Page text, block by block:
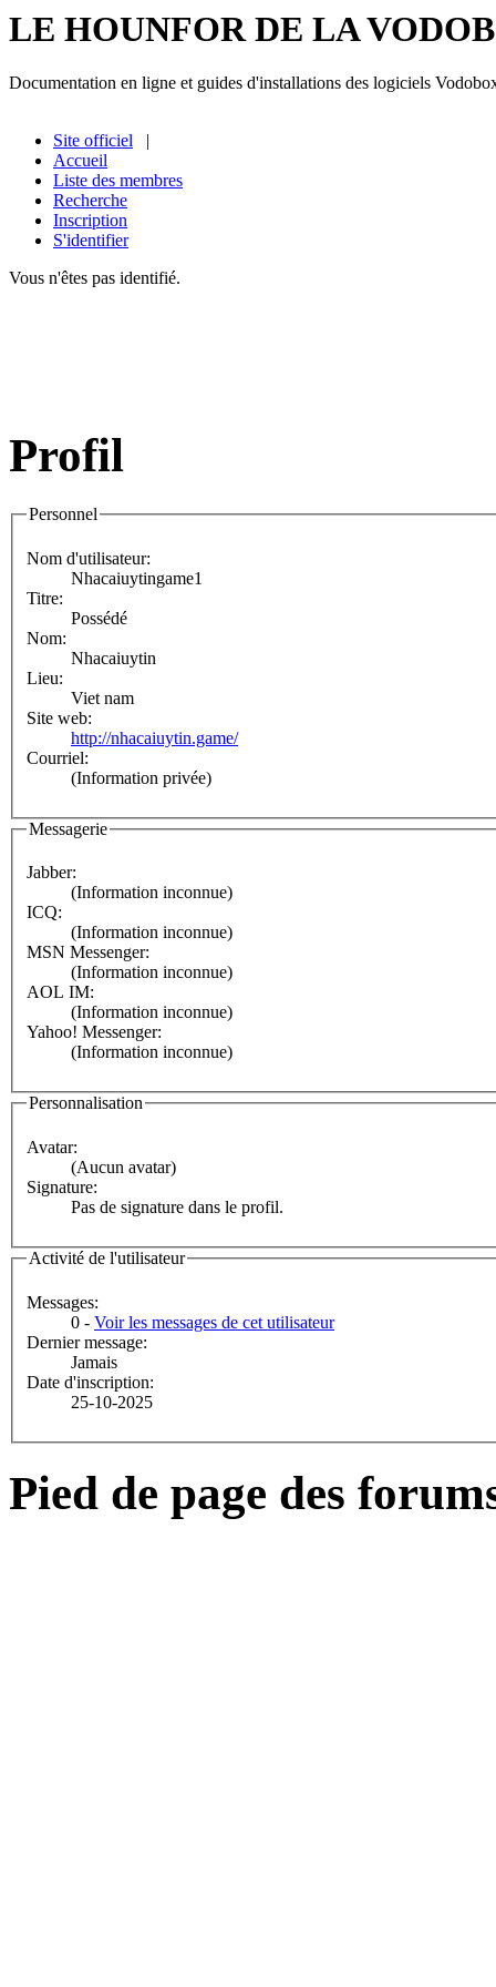
LE HOUNFOR DE LA
Documentation en ligne et guides d'installations des logiciels
Site officiel |
Accueil
Liste des membres
Recherche
Inscription
S'identifier
Vous n'êtes pas identifié.
Profil
Personnel
Nom d'utilisateur:
Nhacaiuytingame1
Titre:
Possédé
Nom:
Nhacaiuytin
Lieu:
Viet nam
Site web:
http://nhacaiuytin.game/
Courriel:
(Information privée)
Messagerie
Jabber:
(Information inconnue)
ICQ:
(Information inconnue)
MSN Messenger:
(Information inconnue)
AOL IM:
(Information inconnue)
Yahoo! Messenger:
(Information inconnue)
Personnalisation
Avatar:
(Aucun avatar)
Signature:
Pas de signature dans le profil.
Activité de l'utilisateur
Messages:
0 - Voir les messages de cet utilisateur
Dernier message:
Jamais
Date d'inscription:
25-10-2025
Pied de page des